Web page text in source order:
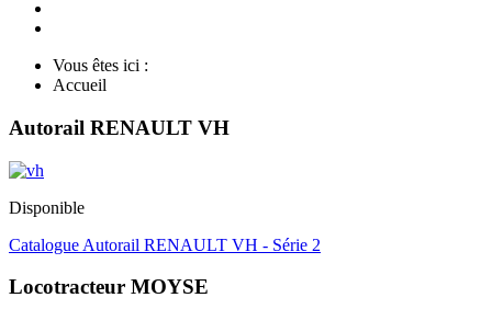
Vous êtes ici :
Accueil
Autorail RENAULT VH
Disponible
Catalogue Autorail RENAULT VH - Série 2
Locotracteur MOYSE